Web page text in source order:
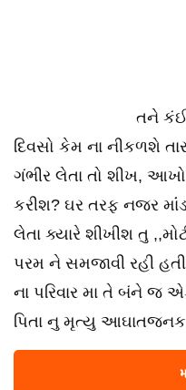
તને કંઈ ખબર
દિવસો કેમ ના નીકળશે
ગંભીર લેતા તો શીખ,
કરીશ? ઘર તરફ નજર
લેતા ક્યારે શીખીશ તુ
પરમ ને સમજાવી
ના પરિવાર મા તે બંને જ
પિતા નુ મૃત્યુ